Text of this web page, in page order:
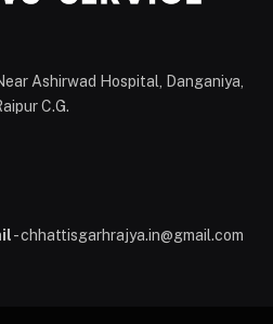
Ashirwad Hospital, Danganiya,
C.G.
- chhattisgarhrajya.in@gmail.com